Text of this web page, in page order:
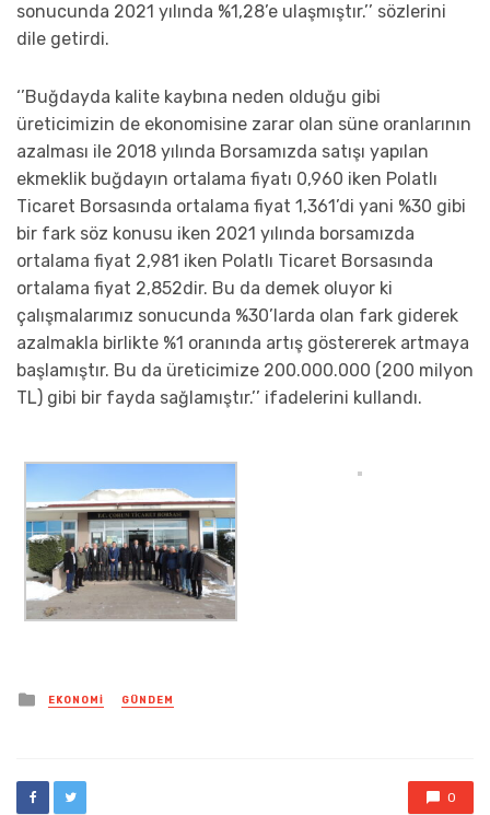
sonucunda 2021 yılında %1,28’e ulaşmıştır.’’ sözlerini
dile getirdi.
‘’Buğdayda kalite kaybına neden olduğu gibi
üreticimizin de ekonomisine zarar olan süne oranlarının
azalması ile 2018 yılında Borsamızda satışı yapılan
ekmeklik buğdayın ortalama fiyatı 0,960 iken Polatlı
Ticaret Borsasında ortalama fiyat 1,361’di yani %30 gibi
bir fark söz konusu iken 2021 yılında borsamızda
ortalama fiyat 2,981 iken Polatlı Ticaret Borsasında
ortalama fiyat 2,852dir. Bu da demek oluyor ki
çalışmalarımız sonucunda %30’larda olan fark giderek
azalmakla birlikte %1 oranında artış göstererek artmaya
başlamıştır. Bu da üreticimize 200.000.000 (200 milyon
TL) gibi bir fayda sağlamıştır.’’ ifadelerini kullandı.
Posted
in
EKONOMI GÜNDEM
0